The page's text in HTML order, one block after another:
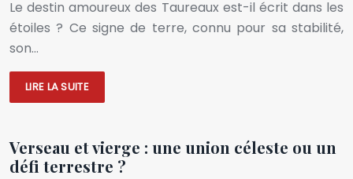
Le destin amoureux des Taureaux est-il écrit dans les
étoiles ? Ce signe de terre, connu pour sa stabilité,
son…
LIRE LA SUITE
Verseau et vierge : une union céleste ou un
défi terrestre ?